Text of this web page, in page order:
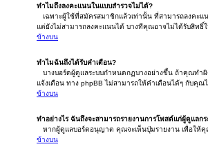
ทำไมถึงลงคะแนนในแบบสำรวจไม่ได้?
เฉพาะผู้ใช้ที่สมัครสมาชิกแล้วเท่านั้น ที่สามารถลงคะ
แต่ยังไม่สามารถลงคะแนนได้ บางทีคุณอาจไม่ได้รับสิทธิ์
ข้างบน
ทำไมฉันถึงได้รับคำเตือน?
บางบอร์ดผู้ดูแลระบบกำหนดกฏบางอย่างขึ้น ถ้าคุณทำ
แจ้งเตือน ทาง phpBB ไม่สามารถให้คำเตือนได้ๆ กับคุณ
ข้างบน
ทำอย่างไร ฉันถึงจะสามารถรายงานการโพสต์แก่ผู้ดูแลกร
หากผู้ดูแลบอร์ดอนุญาต คุณจะเห็นปุ่มรายงาน เพื่อให้
ข้างบน